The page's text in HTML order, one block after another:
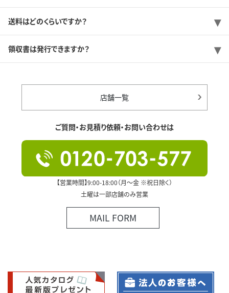
送料はどのくらいですか？
領収書は発行できますか？
店舗一覧
ご質問・お見積り依頼・お問い合わせは
【営業時間】9:00-18:00（月～金 ※祝日除く）
土曜は一部店舗のみ営業
MAIL FORM